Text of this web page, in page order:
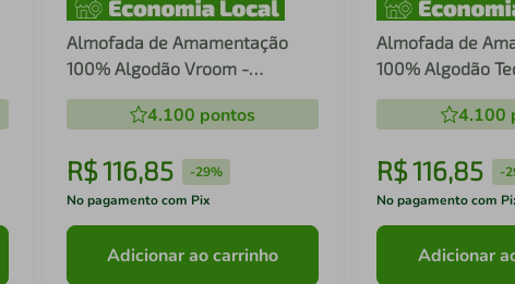
Almofada de Amamentação
100% Algodão Vroom -
Batistela
4.100 pontos
R$116,85 -29%
No pagamento com Pix
Adicionar ao carrinho
Almofada de
100% Algodão
4.100
R$116,85 -
No pagamento com
Adicionar